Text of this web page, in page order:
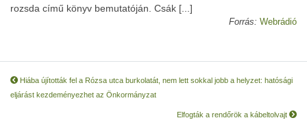
rozsda című könyv bemutatóján. Csák [...]
Forrás: Webrádió
Hiába újították fel a Rózsa utca burkolatát, nem lett sokkal jobb a helyzet: hatósági
eljárást kezdeményezhet az Önkormányzat
Elfogták a rendőrök a kábeltolvajt